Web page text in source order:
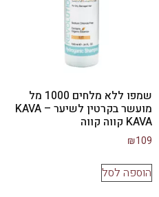
שמפו ללא מלחים 1000 מל
מועשר בקרטין לשיער – KAVA
KAVA קווה קווה
₪109
הוספה לסל